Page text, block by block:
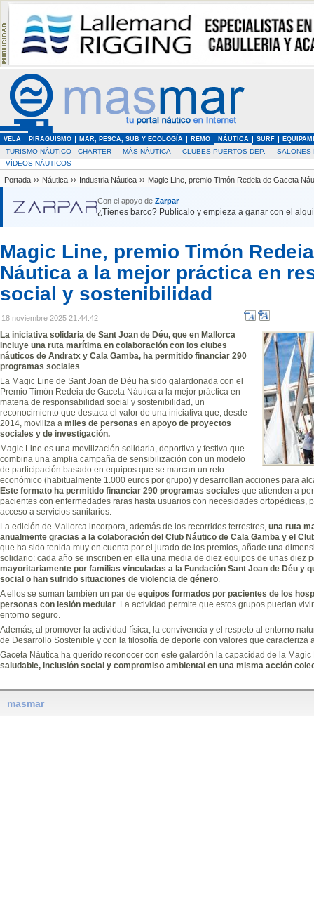
VELA PIRAGÜISMO MAR, PESCA, SUB Y ECOLOGÍA REMO NÁUTICA SURF
TURISMO NÁUTICO - CHARTER MÁS-NÁUTICA CLUBES-PUERTOS DEP.
VÍDEOS NÁUTICOS
Portada ›› Náutica ›› Industria Náutica ›› Magic Line, premio Timón Redeia de Gaceta
Con el apoyo de Zarpar
¿Tienes barco? Publícalo y empieza a ganar con el
Magic Line, premio Timón
Náutica a la mejor práctica en
social y sostenibilidad
18 noviembre 2025 21:44:42
La iniciativa solidaria de Sant Joan de Déu, que en Mallorca
incluye una ruta marítima en colaboración con los clubes
náuticos de Andratx y Cala Gamba, ha permitido financiar 290
programas sociales
La Magic Line de Sant Joan de Déu ha sido galardonada con el
Premio Timón Redeia de Gaceta Náutica a la mejor práctica en
materia de responsabilidad social y sostenibilidad, un
reconocimiento que destaca el valor de una iniciativa que, desde
2014, moviliza a miles de personas en apoyo de proyectos
sociales y de investigación.
Magic Line es una movilización solidaria, deportiva y festiva que
combina una amplia campaña de sensibilización con un modelo
de participación basado en equipos que se marcan un reto
económico (habitualmente 1.000 euros por grupo) y desarrollan acciones para
Este formato ha permitido financiar 290 programas sociales que atienden a
pacientes con enfermedades raras hasta usuarios con necesidades ortopédicas,
acceso a servicios sanitarios.
La edición de Mallorca incorpora, además de los recorridos terrestres, una ruta
anualmente gracias a la colaboración del Club Náutico de Cala Gamba y el
que ha sido tenida muy en cuenta por el jurado de los premios, añade una
solidario: cada año se inscriben en ella una media de diez equipos de unas diez
mayoritariamente por familias vinculadas a la Fundación Sant Joan de Déu y
social o han sufrido situaciones de violencia de género.
A ellos se suman también un par de equipos formados por pacientes de los
personas con lesión medular. La actividad permite que estos grupos puedan
entorno seguro.
Además, al promover la actividad física, la convivencia y el respeto al entorno
de Desarrollo Sostenible y con la filosofía de deporte con valores que caracteriza
Gaceta Náutica ha querido reconocer con este galardón la capacidad de la
saludable, inclusión social y compromiso ambiental en una misma acción
masmar